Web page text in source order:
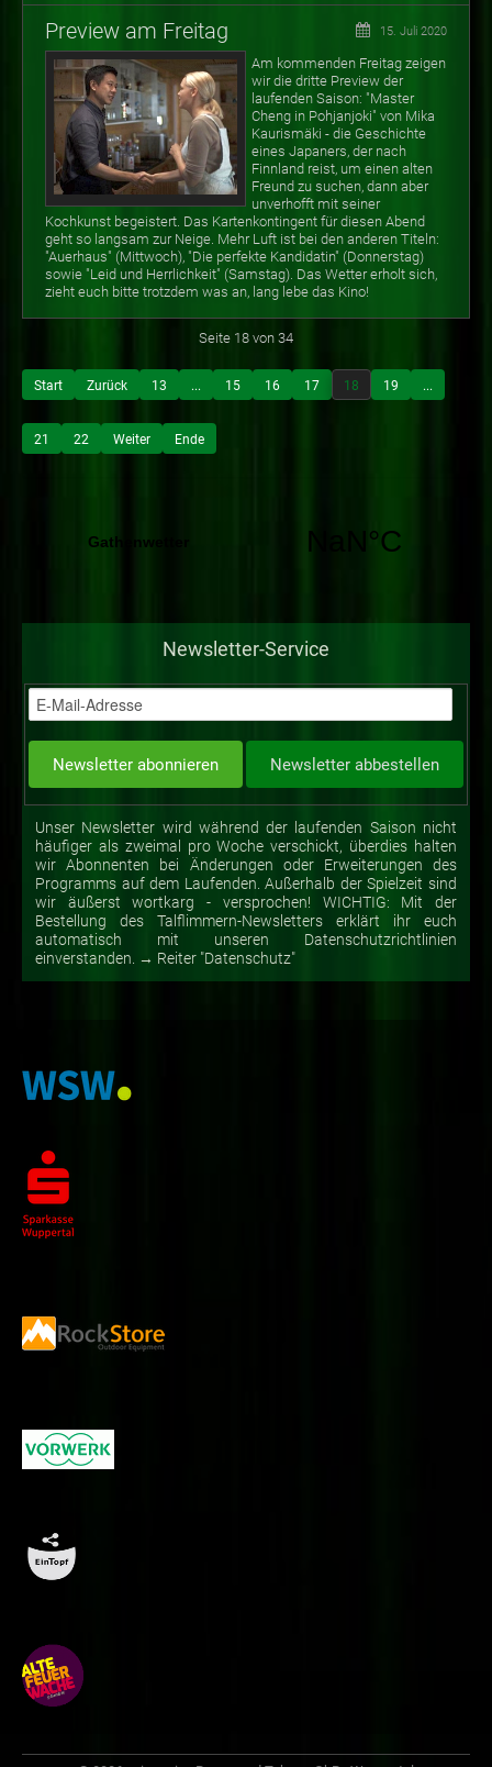
Preview am Freitag 15. Juli 2020
Am kommenden Freitag zeigen
wir die dritte Preview der
laufenden Saison: "Master
Cheng in Pohjanjoki" von Mika
Kaurismäki - die Geschichte
eines Japaners, der nach
Finnland reist, um einen alten
Freund zu suchen, dann aber
unverhofft mit seiner
Kochkunst begeistert. Das Kartenkontingent für diesen Abend
geht so langsam zur Neige. Mehr Luft ist bei den anderen Titeln:
"Auerhaus" (Mittwoch), "Die perfekte Kandidatin" (Donnerstag)
sowie "Leid und Herrlichkeit" (Samstag). Das Wetter erholt sich,
zieht euch bitte trotzdem was an, lang lebe das Kino!
Seite 18 von 34
Start Zurück 13 ... 15 16 17 18 19 ...
21 22 Weiter Ende
Newsletter-Service
Unser Newsletter wird während der laufenden Saison nicht
häufiger als zweimal pro Woche verschickt, überdies halten
wir Abonnenten bei Änderungen oder Erweiterungen des
Programms auf dem Laufenden. Außerhalb der Spielzeit sind
wir äußerst wortkarg - versprochen! WICHTIG: Mit der
Bestellung des Talflimmern-Newsletters erklärt ihr euch
automatisch mit unseren Datenschutzrichtlinien
einverstanden. → Reiter "Datenschutz"